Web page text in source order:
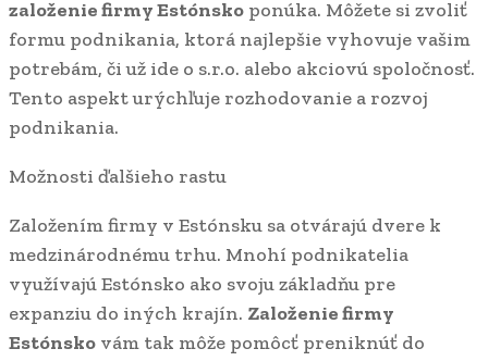
založenie firmy Estónsko ponúka. Môžete si zvoliť
formu podnikania, ktorá najlepšie vyhovuje vašim
potrebám, či už ide o s.r.o. alebo akciovú spoločnosť.
Tento aspekt urýchľuje rozhodovanie a rozvoj
podnikania.
Možnosti ďalšieho rastu
Založením firmy v Estónsku sa otvárajú dvere k
medzinárodnému trhu. Mnohí podnikatelia
využívajú Estónsko ako svoju základňu pre
expanziu do iných krajín. Založenie firmy
Estónsko vám tak môže pomôcť preniknúť do